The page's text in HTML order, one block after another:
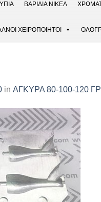
ΒΑΡΙΔΙΑ ΝΙΚΕΛ
ΧΕΙΡΟΠΟΙΗΤΟΙ
in ΑΓΚΥΡΑ 80-100-120 ΓΡ